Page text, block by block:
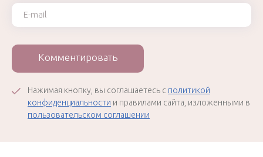
Ваш e-mail
Комментировать
Нажимая кнопку, вы соглашаетесь с политикой
конфиденциальности и правилами сайта, изложенными в
пользовательском соглашении